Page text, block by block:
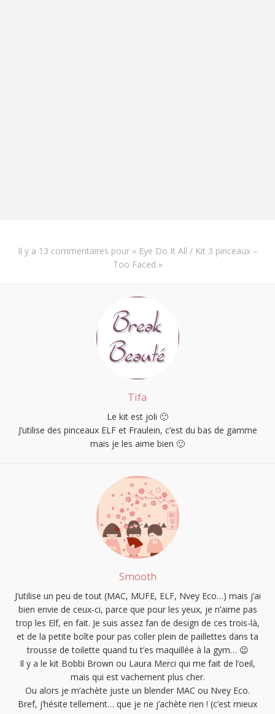
Il y a 13 commentaires pour « Eye Do It All / Kit 3 pinceaux –
Too Faced »
Tifa
Le kit est joli 🙂
J’utilise des pinceaux ELF et Fraulein, c’est du bas de gamme
mais je les aime bien 🙂
Smooth
J’utilise un peu de tout (MAC, MUFE, ELF, Nvey Eco…) mais j’ai
bien envie de ceux-ci, parce que pour les yeux, je n’aime pas
trop les Elf, en fait. Je suis assez fan de design de ces trois-là,
et de la petite boîte pour pas coller plein de paillettes dans ta
trousse de toilette quand tu t’es maquillée à la gym… 😉
Il y a le kit Bobbi Brown ou Laura Merci qui me fait de l’oeil,
mais qui est vachement plus cher.
Ou alors je m’achète juste un blender MAC ou Nvey Eco.
Bref, j’hésite tellement… que je ne j’achète rien ! (c’est mieux